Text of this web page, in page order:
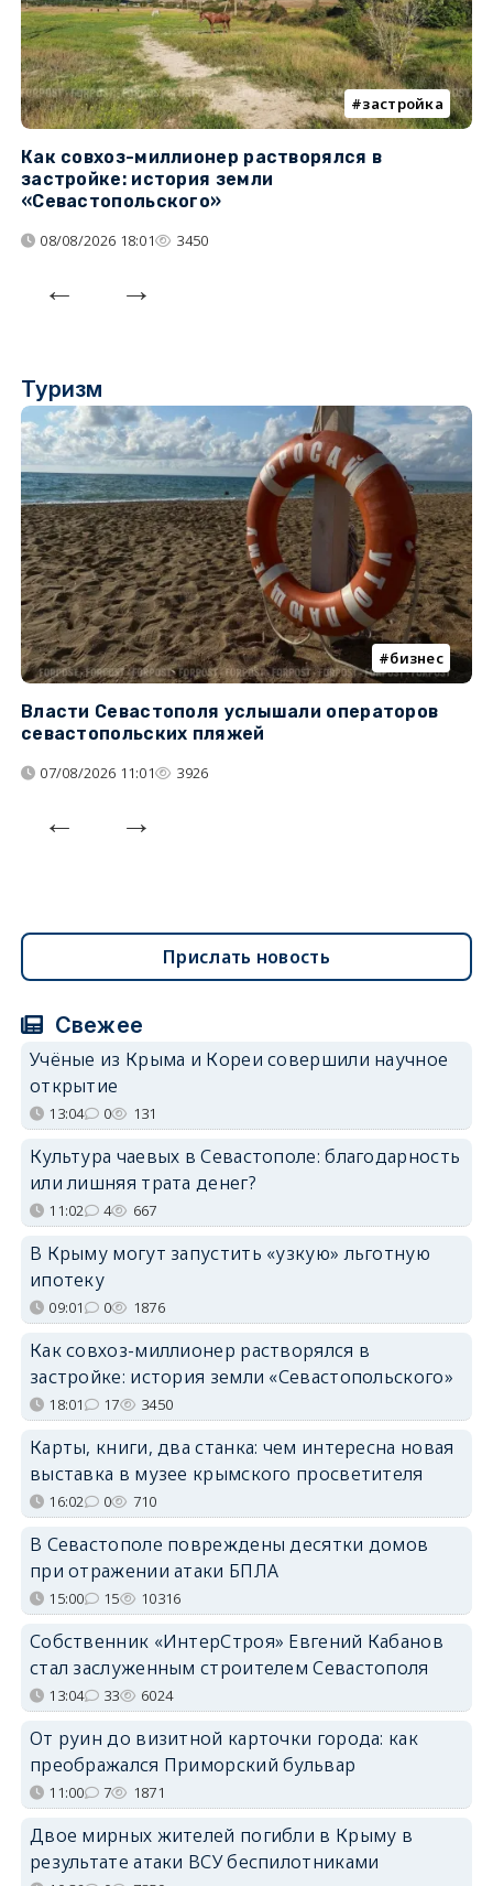
застройка
Как совхоз-миллионер растворялся в
застройке: история земли
«Севастопольского»
08/08/2026 18:01 3450
Туризм
бизнес
Власти Севастополя услышали операторов
севастопольских пляжей
07/08/2026 11:01 3926
Прислать новость
Свежее
Учёные из Крыма и Кореи совершили научное
открытие
13:04 0 131
Культура чаевых в Севастополе: благодарность
или лишняя трата денег?
11:02 4 667
В Крыму могут запустить «узкую» льготную
ипотеку
09:01 0 1876
Как совхоз-миллионер растворялся в
застройке: история земли «Севастопольского»
18:01 17 3450
Карты, книги, два станка: чем интересна новая
выставка в музее крымского просветителя
16:02 0 710
В Севастополе повреждены десятки домов
при отражении атаки БПЛА
15:00 15 10316
Собственник «ИнтерСтроя» Евгений Кабанов
стал заслуженным строителем Севастополя
13:04 33 6024
От руин до визитной карточки города: как
преображался Приморский бульвар
11:00 7 1871
Двое мирных жителей погибли в Крыму в
результате атаки ВСУ беспилотниками